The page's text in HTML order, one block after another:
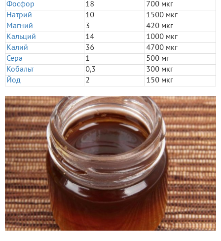
Фосфор
18
700 мкг
Натрий
10
1500 мкг
Магний
3
420 мкг
Кальций
14
1000 мкг
Калий
36
4700 мкг
Сера
1
500 мг
Кобальт
0,3
300 мкг
Йод
2 150 мкг